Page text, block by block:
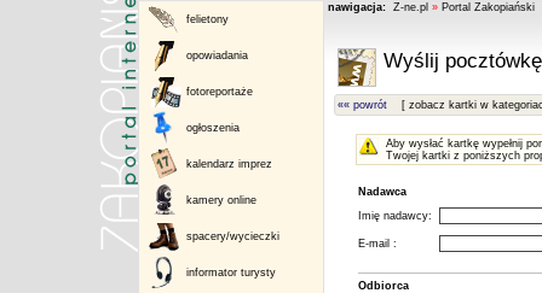
felietony
opowiadania
fotoreportaże
ogłoszenia
kalendarz imprez
kamery online
spacery/wycieczki
informator turysty
nawigacja: Z-ne.pl » Portal Zakopiański
Wyślij
«« powrót [ zobacz kartki w
Aby wysłać kartkę wypełnij
Twojej kartki z poniższych
Nadawca
Imię nadawcy:
E-mail :
Odbiorca